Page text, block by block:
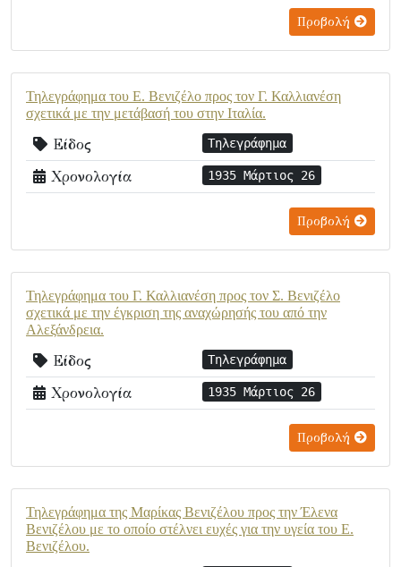
Προβολή
Τηλεγράφημα του Ε. Βενιζέλο προς τον Γ. Καλλιανέση
σχετικά με την μετάβασή του στην Ιταλία.
Είδος Τηλεγράφημα
Χρονολογία 1935 Μάρτιος 26
Προβολή
Τηλεγράφημα του Γ. Καλλιανέση προς τον Σ. Βενιζέλο
σχετικά με την έγκριση της αναχώρησής του από την
Αλεξάνδρεια.
Είδος Τηλεγράφημα
Χρονολογία 1935 Μάρτιος 26
Προβολή
Τηλεγράφημα της Μαρίκας Βενιζέλου προς την Έλενα
Βενιζέλου με το οποίο στέλνει ευχές για την υγεία του Ε.
Βενιζέλου.